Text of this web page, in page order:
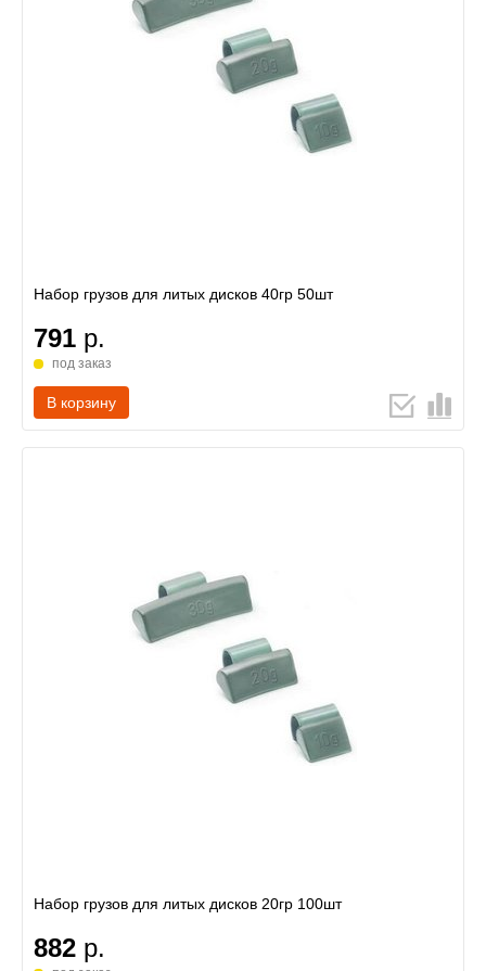
Набор грузов для литых дисков 40гр 50шт
791 р.
под заказ
В корзину
Набор грузов для литых дисков 20гр 100шт
882 р.